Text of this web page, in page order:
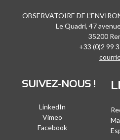
OBSERVATOIRE DE
Le Quadri, 47
35200
+33 (0)2 99
SUIVEZ-NOUS !
LinkedIn
Vimeo
Facebook